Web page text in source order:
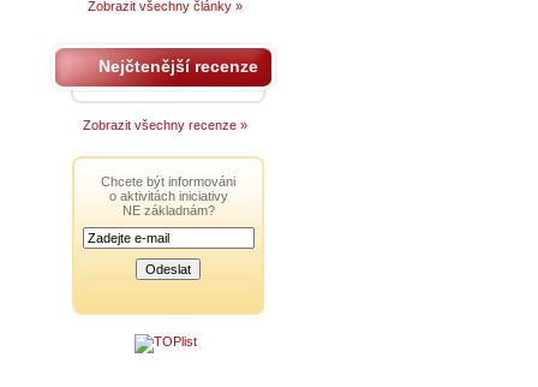
Zobrazit všechny články »
Nejčtenější recenze
Zobrazit všechny recenze »
Chcete být informováni
o aktivitách iniciativy
NE základnám?